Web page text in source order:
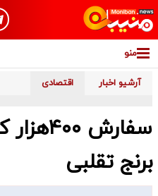
منو
آرشیو اخبار اقتصادی
سفارش
برنج تقلبی